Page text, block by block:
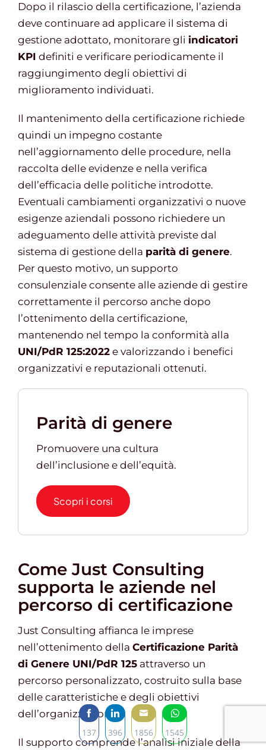
Dopo il rilascio della certificazione, l’azienda
deve continuare ad applicare il sistema di
gestione adottato, monitorare gli indicatori
KPI definiti e verificare periodicamente il
raggiungimento degli obiettivi di
miglioramento individuati.
Il mantenimento della certificazione richiede
quindi un impegno costante
nell’aggiornamento delle procedure, nella
raccolta delle evidenze e nella verifica
dell’efficacia delle politiche introdotte.
Eventuali cambiamenti organizzativi o nuove
esigenze aziendali possono richiedere un
adeguamento delle attività previste dal
sistema di gestione della parità di genere.
Per questo motivo, un supporto
consulenziale consente alle aziende di gestire
correttamente il percorso anche dopo
l’ottenimento della certificazione,
mantenendo nel tempo la conformità alla
UNI/PdR 125:2022 e valorizzando i benefici
organizzativi e reputazionali ottenuti.
Parità di genere
Promuovere una cultura
dell’inclusione e dell’equità.
Scopri i corsi
Come Just Consulting
supporta le aziende nel
percorso di certificazione
Just Consulting affianca le imprese
nell’ottenimento della Certificazione Parità
di Genere UNI/PdR 125 attraverso un
percorso personalizzato, costruito sulla base
delle caratteristiche e degli obiettivi
dell’organizzazione.
Il supporto comprende l’analisi iniziale della
137 396 1856 1545